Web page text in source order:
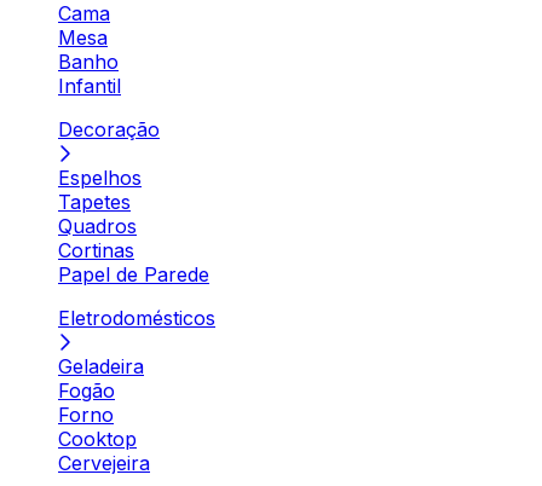
Cama
Mesa
Banho
Infantil
Decoração
Espelhos
Tapetes
Quadros
Cortinas
Papel de Parede
Eletrodomésticos
Geladeira
Fogão
Forno
Cooktop
Cervejeira